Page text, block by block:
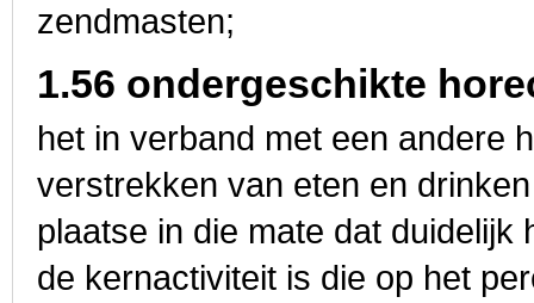
zendmasten;
1.56 ondergeschikte
het in verband met een andere
verstrekken van eten en
plaatse in die mate dat
de kernactiviteit is die op het